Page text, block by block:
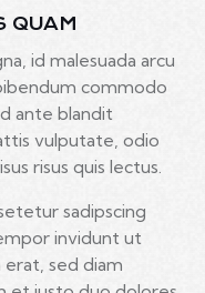
QUAM
id malesuada arcu
commodo
ante blandit
vulputate, odio
risus quis lectus.
sadipscing
invidunt ut
sed diam